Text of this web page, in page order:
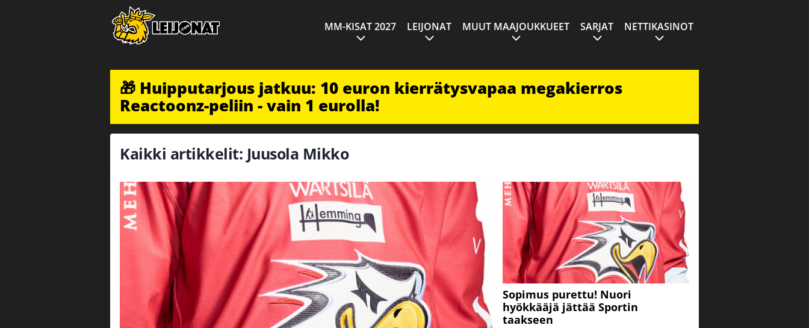
MM-KISAT 2027 LEIJONAT MUUT MAAJOUKKUEET SARJAT NETTIKASINOT
🎁 Huipputarjous jatkuu: 10 euron kierrätysvapaa megakierros
Reactoonz-peliin - vain 1 eurolla!
Kaikki artikkelit: Juusola Mikko
Sopimus purettu! Nuori
hyökkääjä jättää Sportin
taakseen